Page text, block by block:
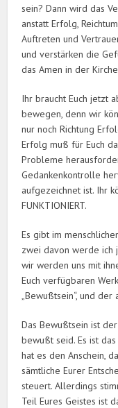
sein? Dann wird das
anstatt Erfolg,
Auftreten und
und verstärken die
das Amen in der
Ihr braucht Euch jetzt
bewegen, denn wir
nur noch Richtung
Erfolg muß für Euch
Probleme
Gedankenkontrolle
aufgezeichnet ist. Ihr
FUNKTIONIERT.
Es gibt im
zwei davon werde ich
wir werden uns mit
Euch verfügbaren
„Bewußtsein“, und der
Das Bewußtsein ist
bewußt seid. Es ist das
hat es den Anschein,
sämtliche Eurer
steuert. Allerdings
Teil Eures Geistes ist